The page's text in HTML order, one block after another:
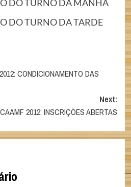
DO TURNO DA MANHÃ
DO TURNO DA TARDE
CONDICIONAMENTO DAS
Next:
2012: INSCRIÇÕES ABERTAS